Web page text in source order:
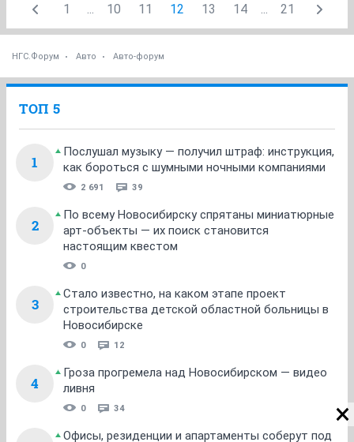
1 10 11 12 13 14 21
НГС.Форум Авто Авто-форум
ТОП 5
1
Послушал музыку — получил штраф: инструкция,
как бороться с шумными ночными компаниями
2 691 39
2
По всему Новосибирску спрятаны миниатюрные
арт-объекты — их поиск становится
настоящим квестом
0
3
Стало известно, на каком этапе проект
строительства детской областной больницы в
Новосибирске
0 12
4
Гроза прогремела над Новосибирском — видео
ливня
0 34
Офисы, резиденции и апартаменты соберут под